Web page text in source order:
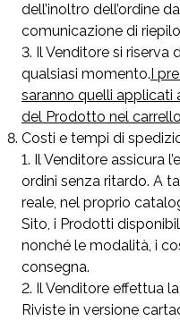
dell’inoltro dell’ordine
comunicazione di
Il Venditore si riserva
qualsiasi momento.I
saranno quelli applicati
del Prodotto nel
Costi e tempi di
Il Venditore assicura
ordini senza ritardo. A
reale, nel proprio
Sito, i Prodotti
nonché le modalità, i
consegna.
Il Venditore effettua
Riviste in versione